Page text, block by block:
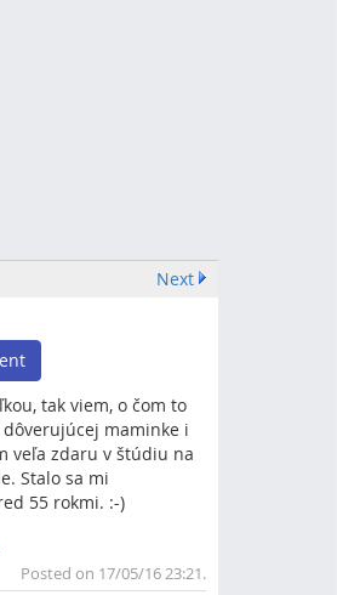
Next
tak viem, o čom to
maminke i
veľa zdaru v štúdiu na
Stalo sa mi
55 rokmi. :-)
Top
Posted on 17/05/16 23:21.